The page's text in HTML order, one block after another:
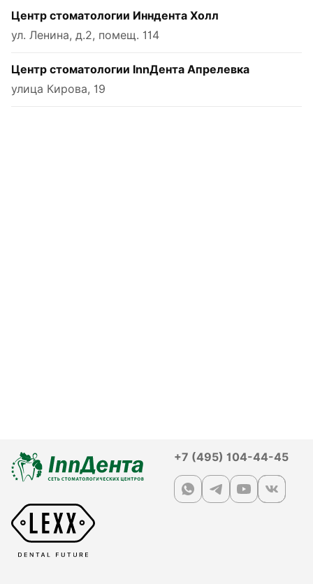
Центр стоматологии Инндента Холл
ул. Ленина, д.2, помещ. 114
Центр стоматологии InnДента Апрелевка
улица Кирова, 19
+7 (495) 104-44-45